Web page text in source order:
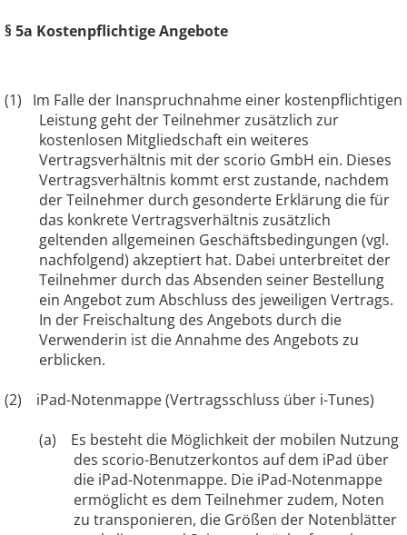
§ 5a Kostenpflichtige Angebote
(1)
Im Falle der Inanspruchnahme einer kostenpflichtigen
Leistung geht der Teilnehmer zusätzlich zur
kostenlosen Mitgliedschaft ein weiteres
Vertragsverhältnis mit der scorio GmbH ein. Dieses
Vertragsverhältnis kommt erst zustande, nachdem
der Teilnehmer durch gesonderte Erklärung die für
das konkrete Vertragsverhältnis zusätzlich
geltenden allgemeinen Geschäftsbedingungen (vgl.
nachfolgend) akzeptiert hat. Dabei unterbreitet der
Teilnehmer durch das Absenden seiner Bestellung
ein Angebot zum Abschluss des jeweiligen Vertrags.
In der Freischaltung des Angebots durch die
Verwenderin ist die Annahme des Angebots zu
erblicken.
(2) iPad-Notenmappe (Vertragsschluss über i-Tunes)
(a) Es besteht die Möglichkeit der mobilen Nutzung
des scorio-Benutzerkontos auf dem iPad über
die iPad-Notenmappe. Die iPad-Notenmappe
ermöglicht es dem Teilnehmer zudem, Noten
zu transponieren, die Größen der Notenblätter